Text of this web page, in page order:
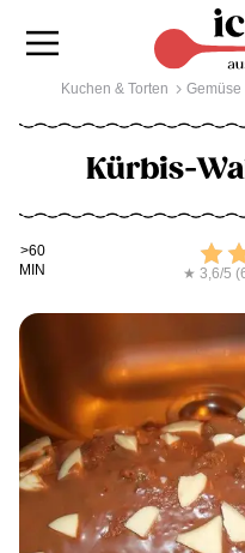
Kuchen & Torten Gemüse
Kürbis-
Kochdauer
>60
MIN
★ 3,6/5